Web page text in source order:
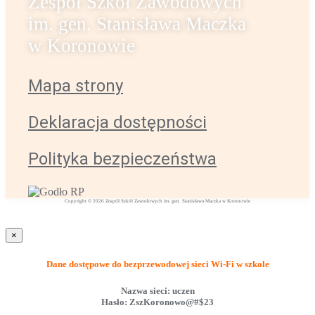
im. gen. Stanisława Maczka
w Koronowie
Mapa strony
Deklaracja dostępności
Polityka bezpieczeństwa
Copyright © 2026 Zespół Szkół Zawodowych im. gen. Stanisława Maczka w Koronowie
×
Dane dostępowe do bezprzewodowej sieci Wi-Fi w szkole
Nazwa sieci: uczen
Hasło: ZszKoronowo@#$23